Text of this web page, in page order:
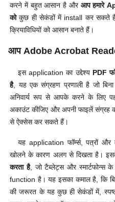
करने में बहुत आसान है और आप हमारे
कोकुछ ही सेकंडों में install कर सकते
क्रियाविधियों को आसान बनाते हैं।
आप Adobe Acrobat
इस application का उद्देश्य PDF
है, यह एक संग्रहण प्रणाली है जो बिना
अनिवार्य रूप से आपके करने के लिए
अकाउंट कीजिए और अपनी फाइलें संग्रह
से ऐक्सेस कर सकते हैं।
यह application फॉर्म्स, पत्रों और
खोलने के कारण अलग से दिखता है।
करता है, जो टैब्लेट्स और स्मार्टफोन्स
function है। यह इसका कमाल है, कि
की जरूरत के यह कुछ ही सेकंडों में,